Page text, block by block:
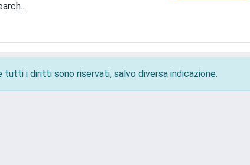
i diritti sono riservati, salvo diversa indicazione.